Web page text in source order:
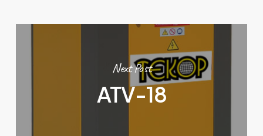
Next Post
ATV-18